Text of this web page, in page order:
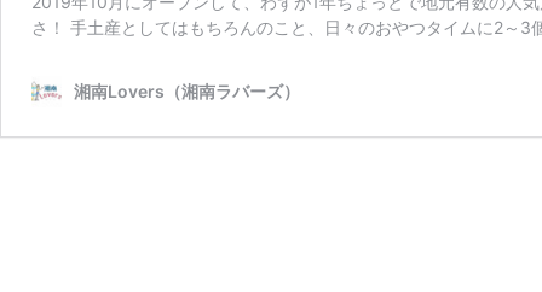
さ！ 手土産としてはもちろんのこと、日々のおやつタイムに2～
湘南Lovers（湘南ラバーズ）